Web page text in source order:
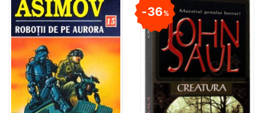
36%